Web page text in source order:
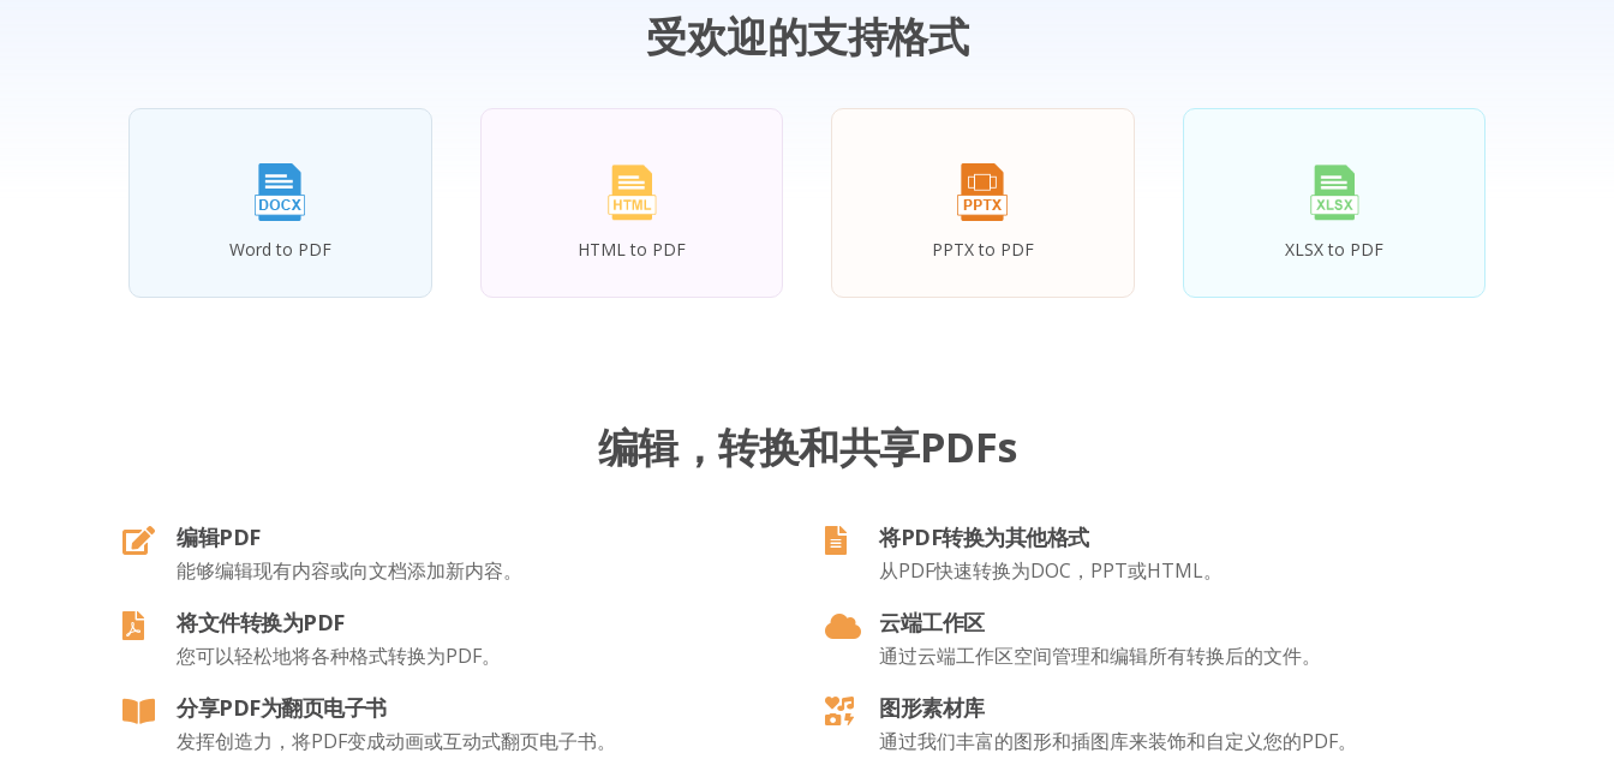
受欢迎的支持格式
Word to PDF HTML to PDF PPTX to PDF XLSX to PDF
编辑，转换和共享PDFs
编辑PDF
能够编辑现有内容或向文档添加新内容。
将PDF转换为其他格式
从PDF快速转换为DOC，PPT或HTML。
将文件转换为PDF
您可以轻松地将各种格式转换为PDF。
云端工作区
通过云端工作区空间管理和编辑所有转换后的文件。
分享PDF为翻页电子书
发挥创造力，将PDF变成动画或互动式翻页电子书。
图形素材库
通过我们丰富的图形和插图库来装饰和自定义您的PDF。